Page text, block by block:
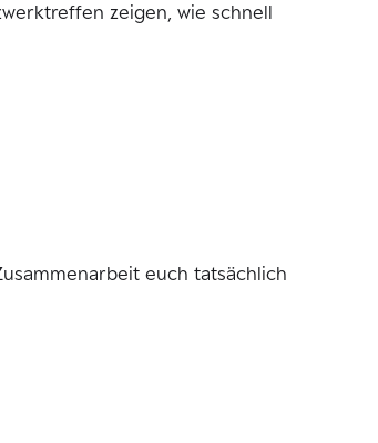
zeigen, wie schnell
euch tatsächlich